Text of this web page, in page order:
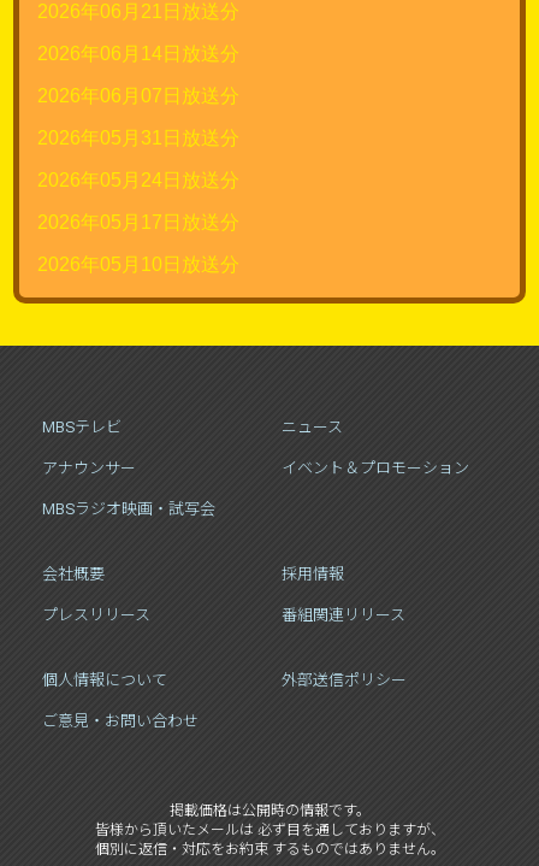
2026年06月21日放送分
2026年06月14日放送分
2026年06月07日放送分
2026年05月31日放送分
2026年05月24日放送分
2026年05月17日放送分
2026年05月10日放送分
MBSテレビ ニュース
アナウンサー イベント＆プロモーション
MBSラジオ映画・試写会
会社概要 採用情報
プレスリリース 番組関連リリース
個人情報について 外部送信ポリシー
ご意見・お問い合わせ
掲載価格は公開時の情報です。
皆様から頂いたメールは 必ず目を通しておりますが、
個別に返信・対応をお約束 するものではありません。